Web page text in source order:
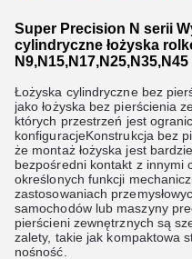
Super Precision N serii
cylindryczne łożyska
Łożyska cylindryczne bez
jako łożyska bez pierścienia
których przestrzeń jest
konfiguracjeKonstrukcja bez
że montaż łożyska jest
bezpośredni kontakt z innymi
określonych funkcji
zastosowaniach
samochodów lub maszyny
pierścieni zewnętrznych są
zalety, takie jak kompaktowa
nośność.